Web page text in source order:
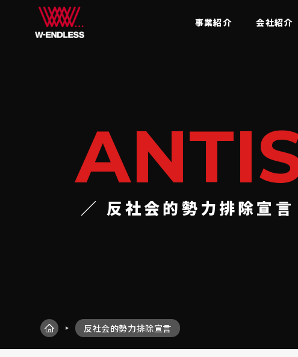
事業紹介 会社紹介
／ 反社会的勢力排除宣言
反社会的勢力排除宣言